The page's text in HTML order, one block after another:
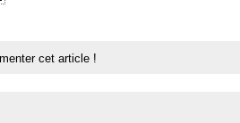
cet article !